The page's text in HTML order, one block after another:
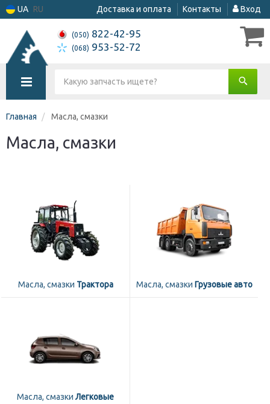
UA RU Доставка и оплата Контакты Вход
(050) 822-42-95
(068) 953-52-72
Главная Масла, смазки
Масла, смазки
Масла, смазки Трактора Масла, смазки Грузовые авто
Масла, смазки Легковые